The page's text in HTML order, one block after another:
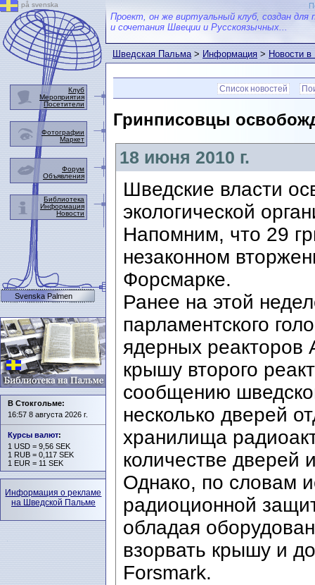
Проект, он же виртуальный клуб, создан для
и сочетания Швеции и Русскоязычных...
Шведская Пальма>Информация>Новости
Список новостей
Гринписовцы
18 июня 2010 г.
Шведские власти
экологической
Напомним, что 29
незаконном
Форсмарке.
Ранее на этой
парламентского
ядерных реакторов
крышу второго
сообщению
несколько дверей
хранилища
количестве дверей
Однако, по словам
радиоционной
обладая
взорвать крышу и
Forsmark.
på svenska
Клуб
Мероприятия
Посетители
Фотографии
Маркет
Форум
Объявления
Библиотека
Информация
Новости
Svenska Palmen
В Стокгольме:
16:57 8 августа 2026 г.
Курсы валют:
1 USD = 9,56 SEK
1 RUB = 0,117 SEK
1 EUR = 11 SEK
Информация о рекламе
на Шведской Пальме